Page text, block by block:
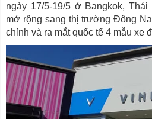
ngày 17/5-19/5 ở Bangkok,
mở rộng sang thị trường Đông
chỉnh và ra mắt quốc tế 4 mẫu xe